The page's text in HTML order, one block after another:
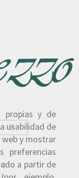
propias y de
usabilidad de
web y mostrar
preferencias
a partir de